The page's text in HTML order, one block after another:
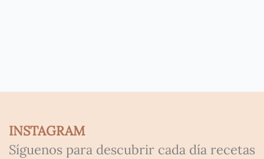
INSTAGRAM
Síguenos para descubrir cada día recetas